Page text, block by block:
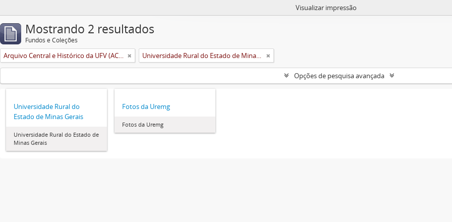
Visualizar impressão
Mostrando 2 resultados
Fundos e Coleções
Arquivo Central e Histórico da UFV (ACH-UFV) Universidade Rural do Estado de Minas Gerais (Uremg)
Opções de pesquisa avançada
Universidade Rural do
Estado de Minas Gerais
Universidade Rural do Estado de
Minas Gerais
Fotos da Uremg
Fotos da Uremg